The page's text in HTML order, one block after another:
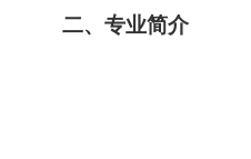
二、专业简介